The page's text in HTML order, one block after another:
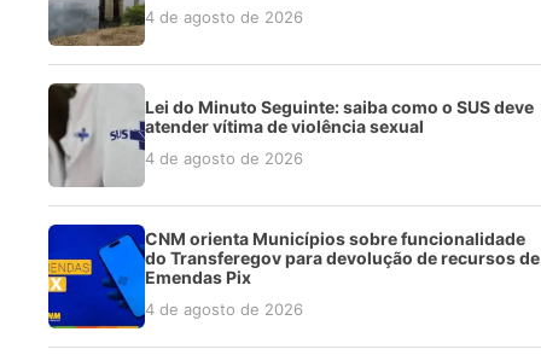
4 de agosto de 2026
Lei do Minuto Seguinte: saiba como o SUS deve
atender vítima de violência sexual
4 de agosto de 2026
CNM orienta Municípios sobre funcionalidade
do Transferegov para devolução de recursos de
Emendas Pix
4 de agosto de 2026